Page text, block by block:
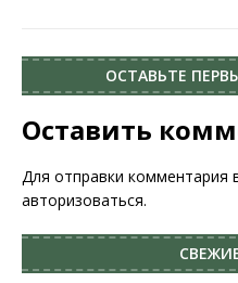
ОСТАВЬТЕ
Оставить
Для отправки комментария
авторизоваться.